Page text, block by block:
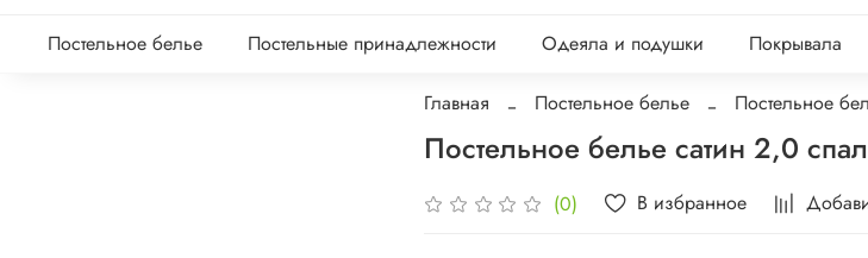
Постельное белье Постельные принадлежности Одеяла и подушки Покрывала
Главная Постельное белье Постельное
Постельное белье сатин 2,0
(0) В избранное